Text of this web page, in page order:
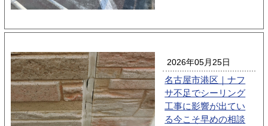
2026年05月25日
名古屋市港区｜ナフ
サ不足でシーリング
工事に影響が出てい
る今こそ早めの相談